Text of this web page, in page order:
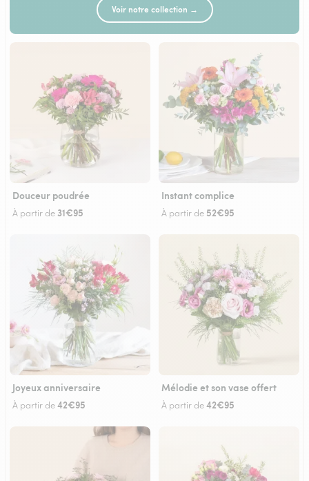
Voir notre collection →
Douceur poudrée
À partir de 31€95
Instant complice
À partir de 52€95
Joyeux anniversaire
À partir de42€95
Mélodie et son vase offert
À partir de42€95